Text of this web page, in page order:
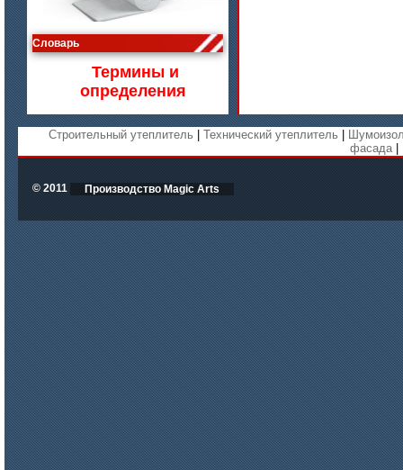
цена по запросу
Изделия МКРВ-200, МКРВХ-250
цена по запросу
Бумага огнеупорная керамическая
цена по запросу
Словарь
Термины и
определения
Строительный утеплитель Технический утеплитель
фасада|
© 2011 Производство Magic Arts